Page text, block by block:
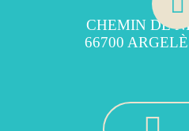
CHEMIN DE
66700